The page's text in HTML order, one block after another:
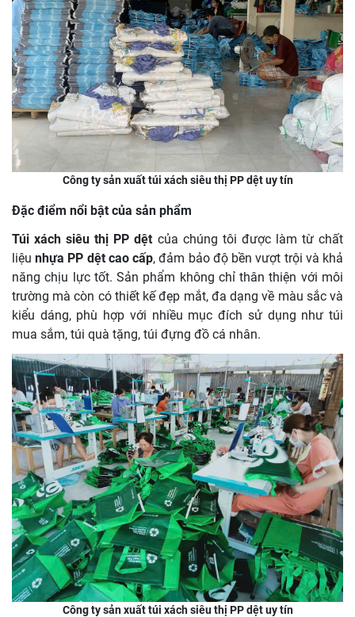
Công ty sản xuất túi xách siêu thị PP dệt uy tín
Đặc điểm nổi bật của sản phẩm
Túi xách siêu thị PP dệt của chúng tôi được làm từ chất
liệunhựa PP dệt cao cấp, đảm bảo độ bền vượt trội và khả
năng chịu lực tốt. Sản phẩm không chỉ thân thiện với môi
trường mà còn có thiết kế đẹp mắt, đa dạng về màu sắc và
kiểu dáng, phù hợp với nhiều mục đích sử dụng như túi
mua sắm, túi quà tặng, túi đựng đồ cá nhân.
Công ty sản xuất túi xách siêu thị PP dệt uy tín